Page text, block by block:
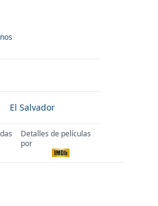
El Salvador
Detalles de películas
por